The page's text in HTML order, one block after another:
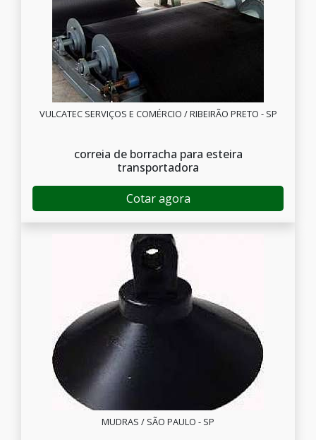
VULCATEC SERVIÇOS E COMÉRCIO / RIBEIRÃO PRETO - SP
correia de borracha para esteira
transportadora
Cotar agora
MUDRAS / SÃO PAULO - SP